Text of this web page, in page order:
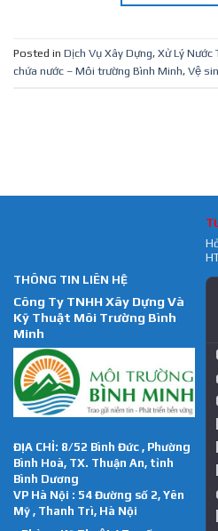
Posted in Dịch Vụ Xây Dựng, Xử Lý Nước
chứa nước – Môi trường Bình Minh, Vệ
THÔNG TIN LIÊN HỆ
Công Ty TNHH Xây Dựng Và
Kỹ Thuật Môi Trường Bình
Minh
ĐỊA CHỈ: 8/52 Bình Đức , Phường
Bình Hoà, TX. Thuận An, tỉnh
Bình Dương
VP Hà Nội : 54 Đường số 2, Yên
Mỹ , Thanh Trì, Hà Nội